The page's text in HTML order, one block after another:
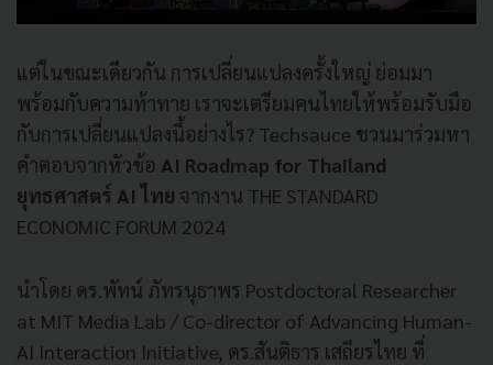
แต่ในขณะเดียวกัน การเปลี่ยนแปลงครั้งใหญ่ ย่อมมา
พร้อมกับความท้าทาย เราจะเตรียมคนไทยให้พร้อมรับมือ
กับการเปลี่ยนแปลงนี้อย่างไร? Techsauce ชวนมาร่วมหา
คำตอบจากหัวข้อ AI Roadmap for Thailand
ยุทธศาสตร์ AI ไทย จากงาน THE STANDARD
ECONOMIC FORUM 2024
นำโดย ดร.พัทน์ ภัทรนุธาพร Postdoctoral Researcher
at MIT Media Lab / Co-director of Advancing Human-
AI Interaction Initiative, ดร.สันติธาร เสถียรไทย ที่